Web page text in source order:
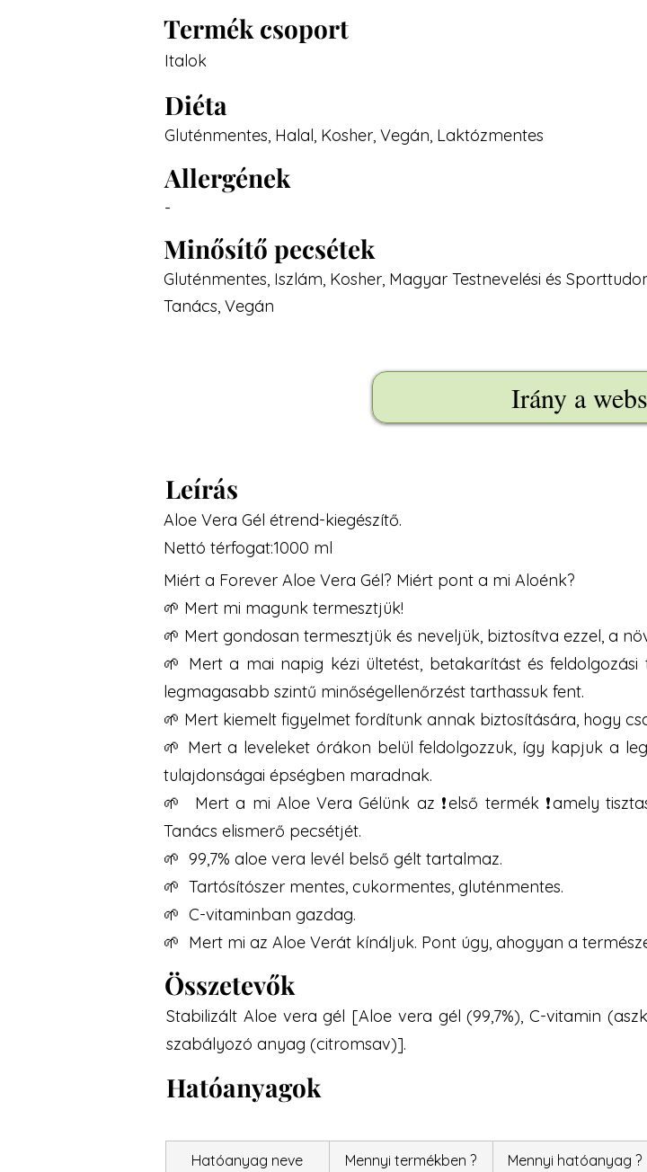
Termék csoport
Italok
Diéta
Gluténmentes, Halal, Kosher, Vegán, Laktózmentes
Allergének
-
Minősítő pecsétek
Gluténmentes, Iszlám, Kosher, Magyar Testnevelési és
Tanács, Vegán
Irány a
Leírás
Aloe Vera Gél étrend-kiegészítő.
Nettó térfogat:1000 ml
Miért a Forever Aloe Vera Gél? Miért pont a mi Aloénk?
🌱 Mert mi magunk termesztjük!
🌱 Mert gondosan termesztjük és neveljük, biztosítva ezzel, a
🌱 Mert a mai napig kézi ültetést, betakarítást és
legmagasabb szintű minőségellenőrzést tarthassuk fent.
🌱 Mert kiemelt figyelmet fordítunk annak biztosítására, hogy
🌱 Mert a leveleket órákon belül feldolgozzuk, így kapjuk a
tulajdonságai épségben maradnak.
🌱 Mert a mi Aloe Vera Gélünk az ❗első termék ❗amely
Tanács elismerő pecsétjét.
🌱 99,7% aloe vera levél belső gélt tartalmaz.
🌱 Tartósítószer mentes, cukormentes, gluténmentes.
🌱 C-vitaminban gazdag.
🌱 Mert mi az Aloe Verát kínáljuk. Pont úgy, ahogyan a
Összetevők
Stabilizált Aloe vera gél [Aloe vera gél (99,7%), C-vitamin
szabályozó anyag (citromsav)].
Hatóanyagok
Hatóanyag neve Mennyi termékben ? Mennyi hatóanyag ?